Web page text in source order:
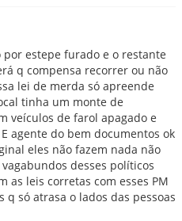
estepe furado e o restante
q compensa recorrer ou não
lei de merda só apreende
tinha um monte de
veículos de farol apagado e
agente do bem documentos ok
eles não fazem nada não
desses políticos
as leis corretas com esses PM
q só atrasa o lados das pessoas